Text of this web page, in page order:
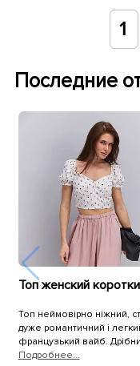
1
Последние
Топ неймовірно ніжний,
дуже романтичний і
французький вайб.
принт на білому тлі
Подробнее...